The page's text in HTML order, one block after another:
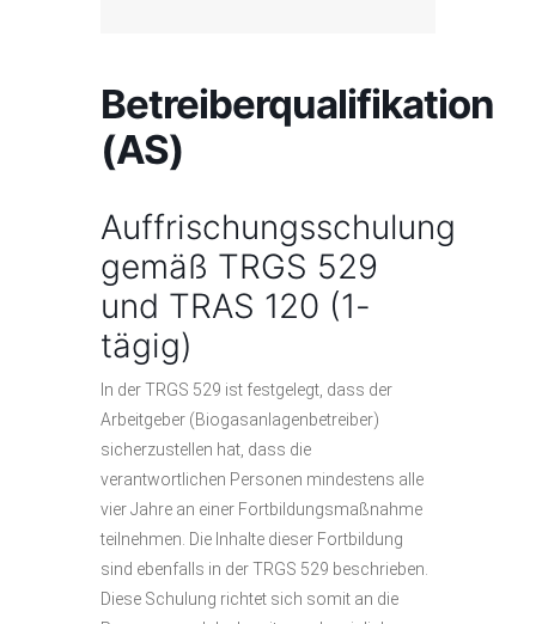
Betreiberqualifikation
(AS)
Auffrischungsschulung
gemäß TRGS 529
und TRAS 120 (1-
tägig)
In der TRGS 529 ist festgelegt, dass der
Arbeitgeber (Biogasanlagenbetreiber)
sicherzustellen hat, dass die
verantwortlichen Personen mindestens alle
vier Jahre an einer Fortbildungsmaßnahme
teilnehmen. Die Inhalte dieser Fortbildung
sind ebenfalls in der TRGS 529 beschrieben.
Diese Schulung richtet sich somit an die